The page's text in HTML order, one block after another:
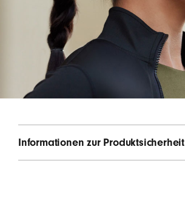
Informationen zur Produktsicherheit